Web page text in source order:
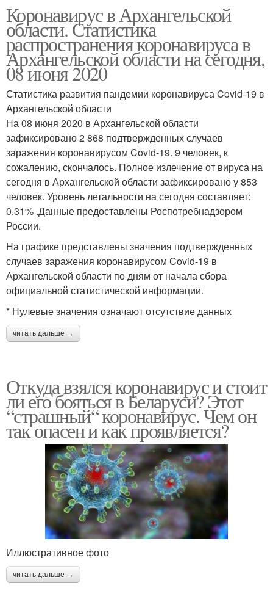
Коронавирус в Архангельской
области. Статистика
распространения коронавируса в
Архангельской области на сегодня,
08 июня 2020
Статистика развития пандемии коронавируса Covid-19 в
Архангельской области
На 08 июня 2020 в Архангельской области
зафиксировано 2 868 подтвержденных случаев
заражения коронавирусом Covid-19. 9 человек, к
сожалению, скончалось. Полное излечение от вируса на
сегодня в Архангельской области зафиксировано у 853
человек. Уровень летальности на сегодня составляет:
0.31% .Данные предоставлены Роспотребнадзором
России.
На графике представлены значения подтвержденных
случаев заражения коронавирусом Covid-19 в
Архангельской области по дням от начала сбора
официальной статистической информации.
* Нулевые значения означают отсутствие данных
читать дальше →
Откуда взялся коронавирус и стоит
ли его бояться в Беларуси? Этот
“страшный“ коронавирус. Чем он
так опасен и как проявляется?
Иллюстративное фото
читать дальше →